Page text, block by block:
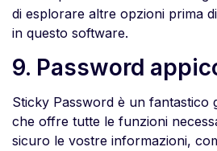
di esplorare altre opzioni prima
in questo software.
9. Password
Sticky Password è un fantastico
che offre tutte le funzioni
sicuro le vostre informazioni,